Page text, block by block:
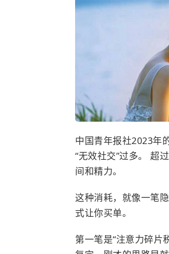
中国青年报社2023年
“无效社交”过多。 超
间和精力。
这种消耗，就像一笔
式让你买单。
第一笔是“注意力碎片